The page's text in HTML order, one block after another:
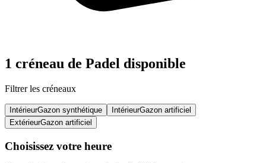
1 créneau de Padel disponible
Filtrer les créneaux
IntérieurGazon synthétique IntérieurGazon artificiel
ExtérieurGazon artificiel
Choisissez votre heure